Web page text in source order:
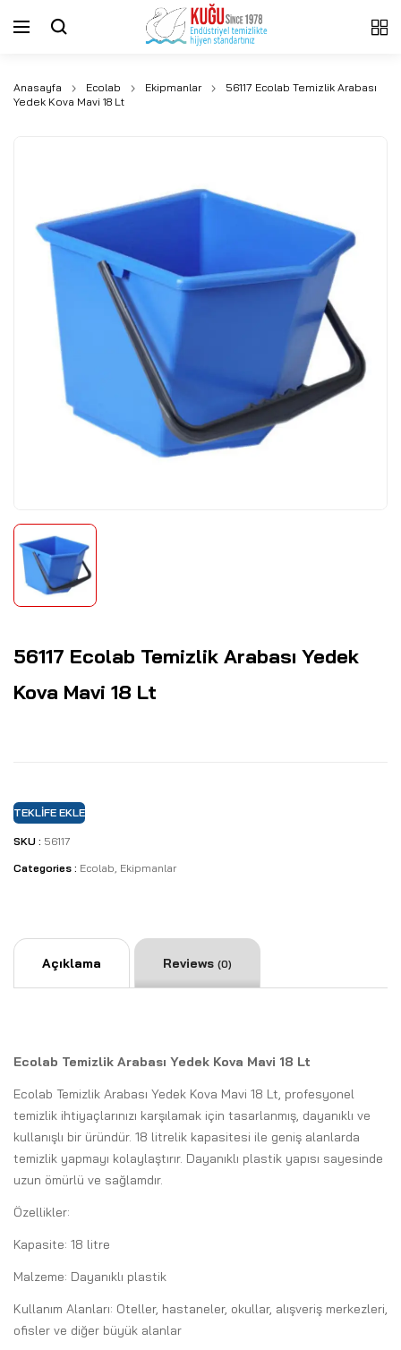
Anasayfa Ecolab Ekipmanlar
56117 Ecolab Temizlik Arabası
Yedek Kova Mavi 18 Lt
56117 Ecolab Temizlik Arabası Yedek
Kova Mavi 18 Lt
TEKLIFE EKLE
SKU : 56117
Categories : Ecolab, Ekipmanlar
Açıklama Reviews (0)
Ecolab Temizlik Arabası Yedek Kova Mavi 18 Lt
Ecolab Temizlik Arabası Yedek Kova Mavi 18 Lt, profesyonel
temizlik ihtiyaçlarınızı karşılamak için tasarlanmış, dayanıklı ve
kullanışlı bir üründür. 18 litrelik kapasitesi ile geniş alanlarda
temizlik yapmayı kolaylaştırır. Dayanıklı plastik yapısı sayesinde
uzun ömürlü ve sağlamdır.
Özellikler:
Kapasite: 18 litre
Malzeme: Dayanıklı plastik
Kullanım Alanları: Oteller, hastaneler, okullar, alışveriş merkezleri,
ofisler ve diğer büyük alanlar